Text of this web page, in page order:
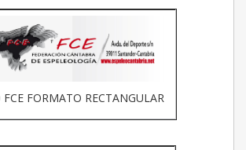
FCE FORMATO RECTANGULAR